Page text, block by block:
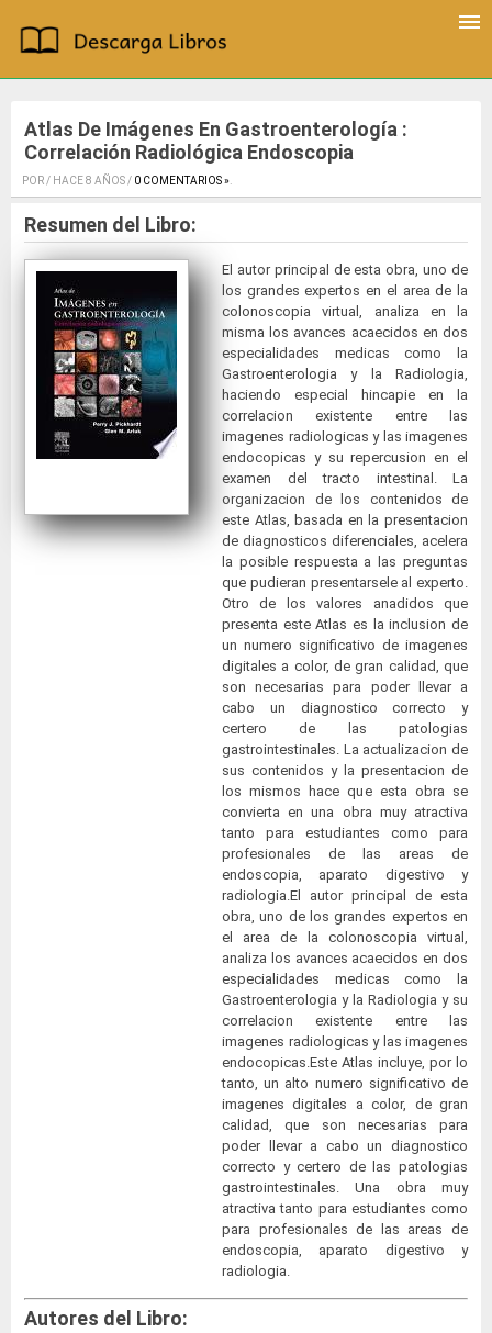
Atlas De Imágenes En Gastroenterología :
Correlación Radiológica Endoscopia
POR / HACE 8 AÑOS / 0 COMENTARIOS ».
Resumen del Libro:
El autor principal de esta obra, uno de
los grandes expertos en el area de la
colonoscopia virtual, analiza en la
misma los avances acaecidos en dos
especialidades medicas como la
Gastroenterologia y la Radiologia,
haciendo especial hincapie en la
correlacion existente entre las
imagenes radiologicas y las imagenes
endocopicas y su repercusion en el
examen del tracto intestinal. La
organizacion de los contenidos de
este Atlas, basada en la presentacion
de diagnosticos diferenciales, acelera
la posible respuesta a las preguntas
que pudieran presentarsele al experto.
Otro de los valores anadidos que
presenta este Atlas es la inclusion de
un numero significativo de imagenes
digitales a color, de gran calidad, que
son necesarias para poder llevar a
cabo un diagnostico correcto y
certero de las patologias
gastrointestinales. La actualizacion de
sus contenidos y la presentacion de
los mismos hace que esta obra se
convierta en una obra muy atractiva
tanto para estudiantes como para
profesionales de las areas de
endoscopia, aparato digestivo y
radiologia.El autor principal de esta
obra, uno de los grandes expertos en
el area de la colonoscopia virtual,
analiza los avances acaecidos en dos
especialidades medicas como la
Gastroenterologia y la Radiologia y su
correlacion existente entre las
imagenes radiologicas y las imagenes
endocopicas.Este Atlas incluye, por lo
tanto, un alto numero significativo de
imagenes digitales a color, de gran
calidad, que son necesarias para
poder llevar a cabo un diagnostico
correcto y certero de las patologias
gastrointestinales. Una obra muy
atractiva tanto para estudiantes como
para profesionales de las areas de
endoscopia, aparato digestivo y
radiologia.
Autores del Libro: